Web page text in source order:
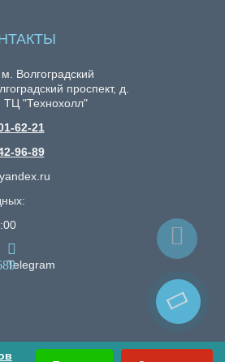
Волгоградский
проспект, д.
ТЦ "Технохолл"
62-21
96-89
Telegram